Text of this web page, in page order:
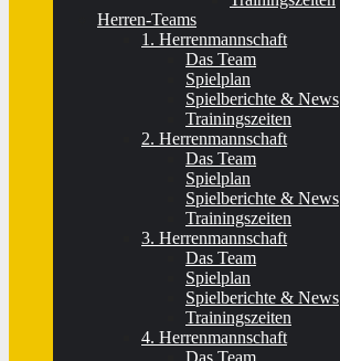
Herren-Teams
1. Herrenmannschaft
Das Team
Spielplan
Spielberichte & News
Trainingszeiten
2. Herrenmannschaft
Das Team
Spielplan
Spielberichte & News
Trainingszeiten
3. Herrenmannschaft
Das Team
Spielplan
Spielberichte & News
Trainingszeiten
4. Herrenmannschaft
Das Team